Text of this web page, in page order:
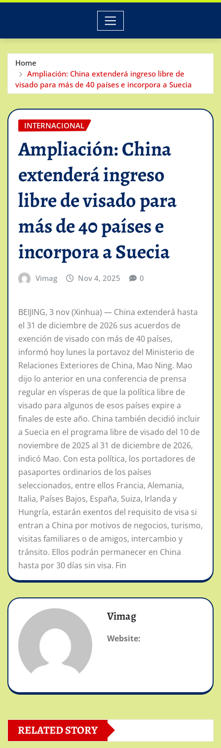
Home
Ampliación: China extenderá ingreso libre de
visado para más de 40 países e incorpora a Suecia
INTERNACIONAL
Ampliación: China
extenderá ingreso
libre de visado para
más de 40 países e
incorpora a Suecia
Vimag Nov 4, 2025 0
BEIJING, 3 nov (Xinhua) — China extenderá hasta
el 31 de diciembre de 2026 sus acuerdos de
exención de visado con más de 40 países,
informó hoy lunes la portavoz del Ministerio de
Relaciones Exteriores de China, Mao Ning. Mao
dijo lo anterior en una conferencia de prensa
regular en vísperas de que la política libre de
visado para algunos de esos países expire a
finales de este año. China también decidió incluir
a Suecia en el programa libre de visado del 10 de
noviembre de 2025 al 31 de diciembre de 2026,
indicó Mao. Con esta política, los portadores de
pasaportes ordinarios de los países
seleccionados, entre ellos Francia, Alemania,
Italia, Países Bajos, España, Suiza, Irlanda y
Hungría, estarán exentos del requisito de visa si
entran a China por motivos de negocios, turismo,
visitas familiares o de amigos, intercambio y
tránsito. Ellos podrán permanecer en China
hasta por 30 días sin visa. Fin
Vimag
Website:
RELATED STORY